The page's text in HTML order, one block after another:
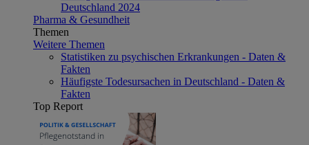
Deutschland 2024
Pharma & Gesundheit
Themen
Weitere Themen
Statistiken zu psychischen Erkrankungen - Daten &
Fakten
Häufigste Todesursachen in Deutschland - Daten &
Fakten
Top Report